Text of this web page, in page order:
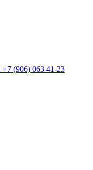
+7 (906) 063-41-23